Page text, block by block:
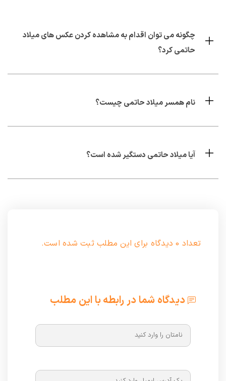
چگونه می توان اقدام به مشاهده کردن عکس های میلاد
حاتمی کرد؟
نام همسر میلاد حاتمی چیست؟
آیا میلاد حاتمی دستگیر شده است؟
تعداد 0 دیدگاه برای این مطلب ثبت شده است.
دیدگاه شما در رابطه با این مطلب